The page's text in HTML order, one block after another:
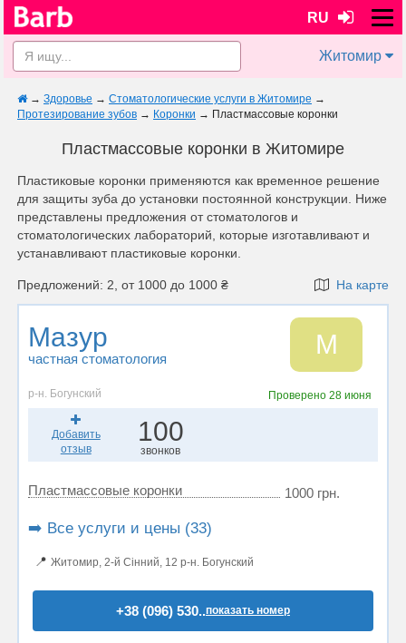
RU
Житомир
→ Здоровье → Стоматологические услуги в Житомире →
Протезирование зубов → Коронки → Пластмассовые коронки
Пластмассовые коронки в Житомире
Пластиковые коронки применяются как временное решение
для защиты зуба до установки постоянной конструкции. Ниже
представлены предложения от стоматологов и
стоматологических лабораторий, которые изготавливают и
устанавливают пластиковые коронки.
Предложений: 2, от 1000 до 1000 ₴ На карте
Мазур
частная стоматология М
р-н. Богунский Проверено 28 июня
Добавить
отзыв
100
звонков
Пластмассовые коронки 1000 грн.
➡️ Все услуги и цены (33)
📍 Житомир, 2-й Сінний, 12 р-н. Богунский
+38 (096) 530..показать номер